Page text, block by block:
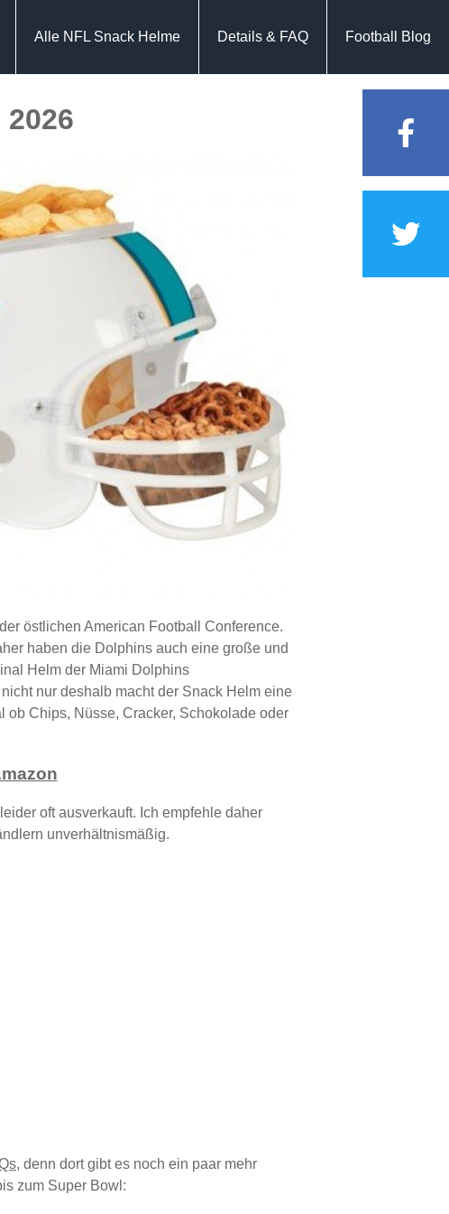
Alle NFL Snack Helme Details & FAQ Football Blog
östlichen American Football Conference.
haben die Dolphins auch eine große und
Helm der Miami Dolphins
nur deshalb macht der Snack Helm eine
Chips, Nüsse, Cracker, Schokolade oder
oft ausverkauft. Ich empfehle daher
unverhältnismäßig.
, denn dort gibt es noch ein paar mehr
zum Super Bowl: